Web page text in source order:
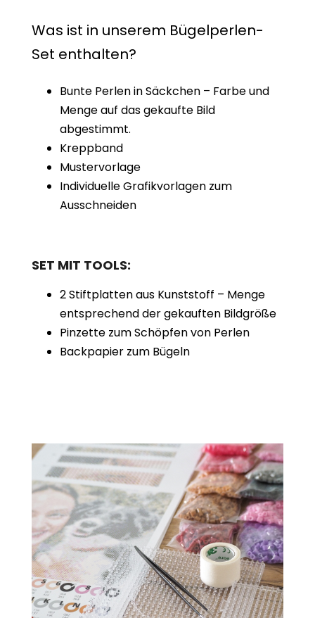
Was ist in unserem Bügelperlen-
Set enthalten?
Bunte Perlen in Säckchen – Farbe und
Menge auf das gekaufte Bild
abgestimmt.
Kreppband
Mustervorlage
Individuelle Grafikvorlagen zum
Ausschneiden
SET MIT TOOLS:
2 Stiftplatten aus Kunststoff – Menge
entsprechend der gekauften Bildgröße
Pinzette zum Schöpfen von Perlen
Backpapier zum Bügeln